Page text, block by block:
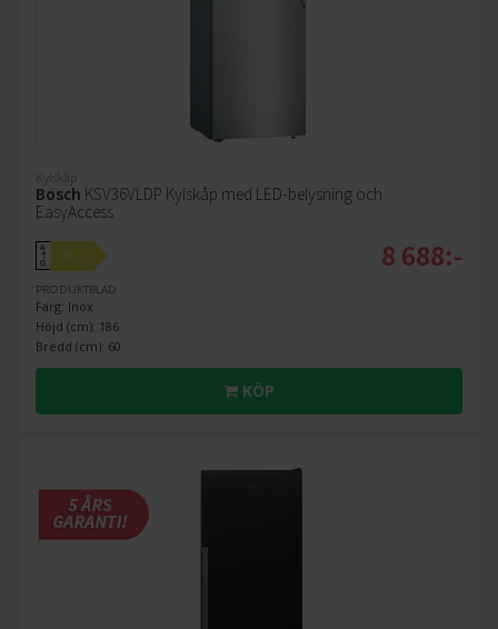
Kylskåp
Bosch KSV36VLDP Kylskåp med LED-belysning och
EasyAccess
A
↑
G
D
PRODUKTBLAD
Färg: Inox
Höjd (cm): 186
Bredd (cm): 60
8 688:-
KÖP